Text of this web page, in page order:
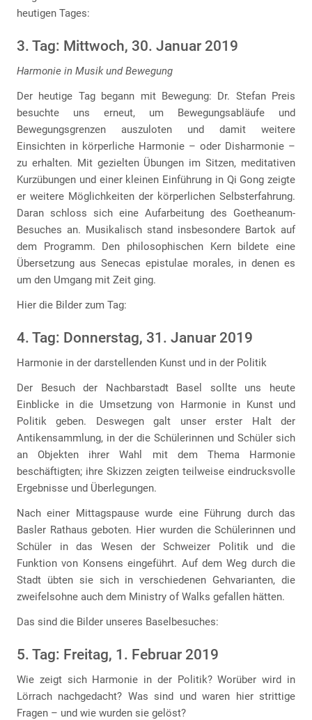
heutigen Tages:
3. Tag: Mittwoch, 30. Januar 2019
Harmonie in Musik und Bewegung
Der heutige Tag begann mit Bewegung: Dr. Stefan Preis
besuchte uns erneut, um Bewegungsabläufe und
Bewegungsgrenzen auszuloten und damit weitere
Einsichten in körperliche Harmonie – oder Disharmonie –
zu erhalten. Mit gezielten Übungen im Sitzen, meditativen
Kurzübungen und einer kleinen Einführung in Qi Gong zeigte
er weitere Möglichkeiten der körperlichen Selbsterfahrung.
Daran schloss sich eine Aufarbeitung des Goetheanum-
Besuches an. Musikalisch stand insbesondere Bartok auf
dem Programm. Den philosophischen Kern bildete eine
Übersetzung aus Senecas epistulae morales, in denen es
um den Umgang mit Zeit ging.
Hier die Bilder zum Tag:
4. Tag: Donnerstag, 31. Januar 2019
Harmonie in der darstellenden Kunst und in der Politik
Der Besuch der Nachbarstadt Basel sollte uns heute
Einblicke in die Umsetzung von Harmonie in Kunst und
Politik geben. Deswegen galt unser erster Halt der
Antikensammlung, in der die Schülerinnen und Schüler sich
an Objekten ihrer Wahl mit dem Thema Harmonie
beschäftigten; ihre Skizzen zeigten teilweise eindrucksvolle
Ergebnisse und Überlegungen.
Nach einer Mittagspause wurde eine Führung durch das
Basler Rathaus geboten. Hier wurden die Schülerinnen und
Schüler in das Wesen der Schweizer Politik und die
Funktion von Konsens eingeführt. Auf dem Weg durch die
Stadt übten sie sich in verschiedenen Gehvarianten, die
zweifelsohne auch dem Ministry of Walks gefallen hätten.
Das sind die Bilder unseres Baselbesuches:
5. Tag: Freitag, 1. Februar 2019
Wie zeigt sich Harmonie in der Politik? Worüber wird in
Lörrach nachgedacht? Was sind und waren hier strittige
Fragen – und wie wurden sie gelöst?